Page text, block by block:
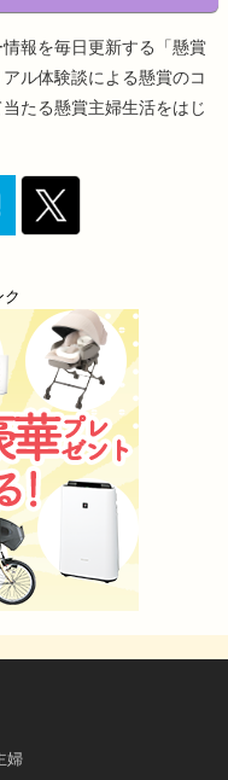
報を毎日更新する「懸賞
ル体験談による懸賞のコ
たる懸賞主婦生活をはじ
ク
婦